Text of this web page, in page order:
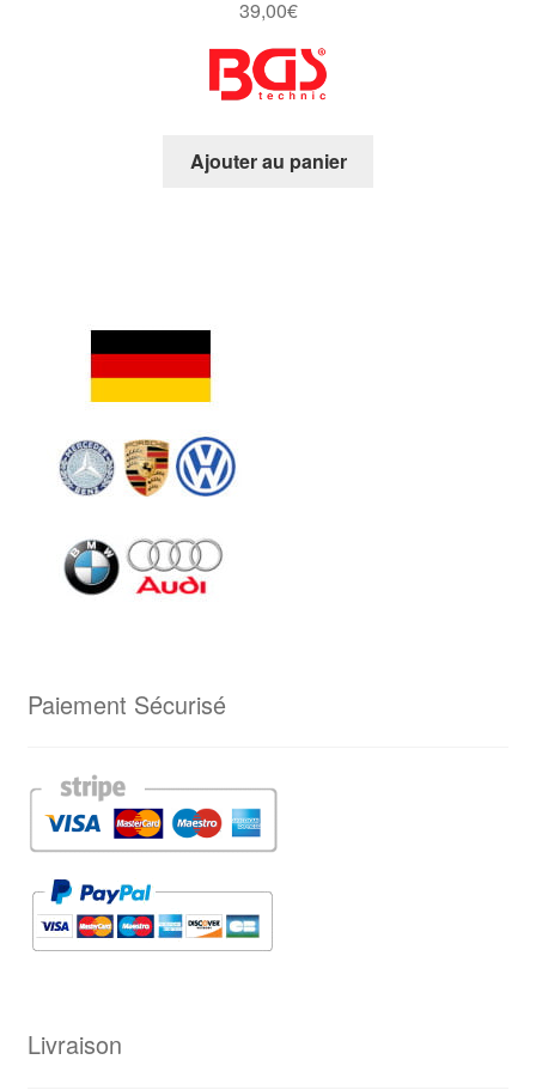
39,00€
Ajouter au panier
Paiement Sécurisé
Livraison